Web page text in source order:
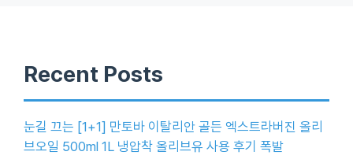
Recent Posts
눈길 끄는 [1+1] 만토바 이탈리안 골든 엑스트라버진 올리
브오일 500ml 1L 냉압착 올리브유 사용 후기 폭발